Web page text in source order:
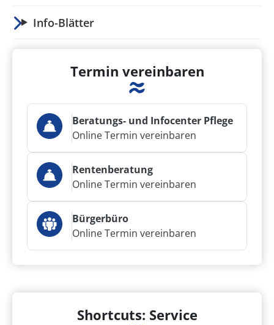
Info-Blätter
Termin vereinbaren
Beratungs- und Infocenter Pflege
Online Termin vereinbaren
Rentenberatung
Online Termin vereinbaren
Bürgerbüro
Online Termin vereinbaren
Shortcuts: Service